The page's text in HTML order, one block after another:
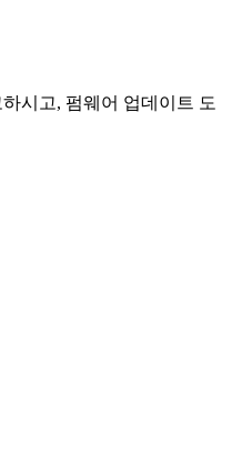
시고, 펌웨어 업데이트 도